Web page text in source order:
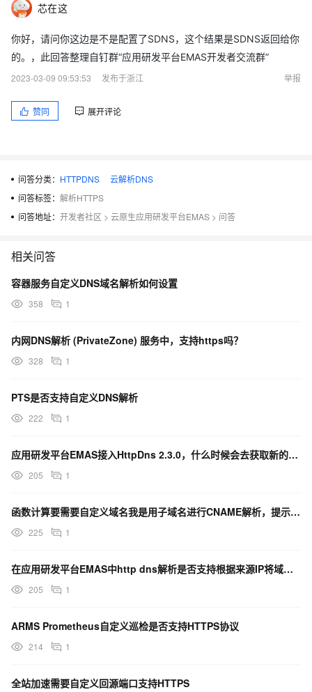
芯在这
你好，请问你这边是不是配置了SDNS，这个结果是SDNS返回给你
的。，此回答整理自钉群“应用研发平台EMAS开发者交流群”
2023-03-09 09:53:53
发布于浙江 举报
赞同 展开评论
问答分类： HTTPDNS
云解析DNS
问答标签： 解析HTTPS
问答地址： 开发者社区 > 云原生应用研发平台EMAS > 问答
相关问答
容器服务自定义DNS域名解析如何设置
358 1
内网DNS解析 (PrivateZone) 服务中，支持https吗？
328 1
PTS是否支持自定义DNS解析
222 1
应用研发平台EMAS接入HttpDns 2.3.0，什么时候会去获取新的解析结果？
205 1
函数计算要需要自定义域名我是用子域名进行CNAME解析，提示错误，怎么回事？
225 1
在应用研发平台EMAS中http dns解析是否支持根据来源IP将域名解析到就近的IP？
205 1
ARMS Prometheus自定义巡检是否支持HTTPS协议
214 1
全站加速需要自定义回源端口支持HTTPS